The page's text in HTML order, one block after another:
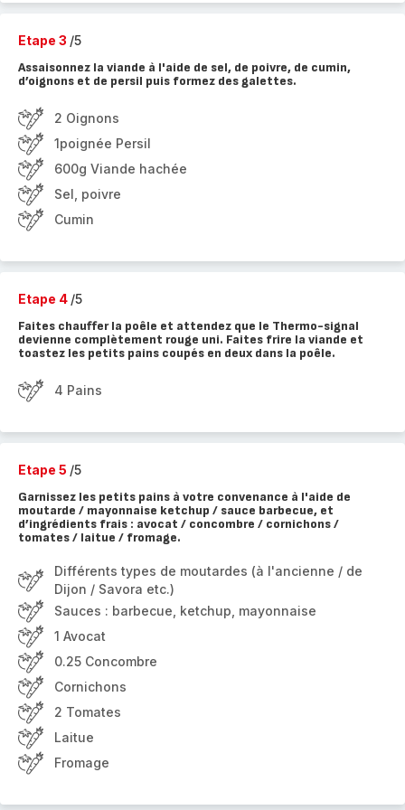
Etape 3 /5
Assaisonnez la viande à l'aide de sel, de poivre, de cumin,
d’oignons et de persil puis formez des galettes.
2 Oignons
1poignée Persil
600g Viande hachée
Sel, poivre
Cumin
Etape 4 /5
Faites chauffer la poêle et attendez que le Thermo-signal
devienne complètement rouge uni. Faites frire la viande et
toastez les petits pains coupés en deux dans la poêle.
4 Pains
Etape 5 /5
Garnissez les petits pains à votre convenance à l'aide de
moutarde / mayonnaise ketchup / sauce barbecue, et
d’ingrédients frais : avocat / concombre / cornichons /
tomates / laitue / fromage.
Différents types de moutardes (à l'ancienne / de
Dijon / Savora etc.)
Sauces : barbecue, ketchup, mayonnaise
1 Avocat
0.25 Concombre
Cornichons
2 Tomates
Laitue
Fromage